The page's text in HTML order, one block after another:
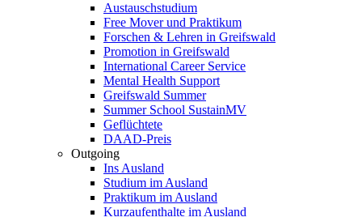
Austauschstudium
Free Mover und Praktikum
Forschen & Lehren in Greifswald
Promotion in Greifswald
International Career Service
Mental Health Support
Greifswald Summer
Summer School SustainMV
Geflüchtete
DAAD-Preis
Outgoing
Ins Ausland
Studium im Ausland
Praktikum im Ausland
Kurzaufenthalte im Ausland